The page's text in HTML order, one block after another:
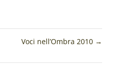
Voci nell’Ombra 2010 →